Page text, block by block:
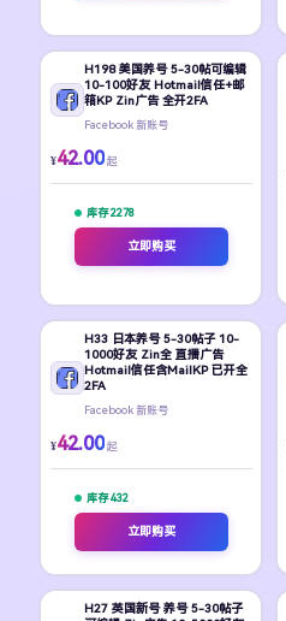
H198 美国养号 5-30帖可编辑
10-100好友 Hotmail信任+邮
箱KP Zin广告 全开2FA
Facebook 新账号
¥42.00 起
库存 2278
立即购买
H33 日本养号 5-30帖子 10-
1000好友 Zin全 直播广告
Hotmail信任含MailKP 已开全
2FA
Facebook 新账号
¥42.00 起
库存 432
立即购买
H27 英国新号 养号 5-30帖子